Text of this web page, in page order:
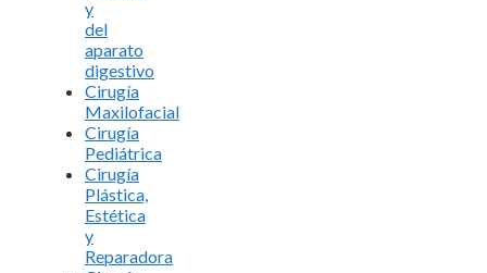
y
del
aparato
digestivo
Cirugía
Maxilofacial
Cirugía
Pediátrica
Cirugía
Plástica,
Estética
y
Reparadora